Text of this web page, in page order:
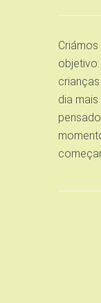
dia